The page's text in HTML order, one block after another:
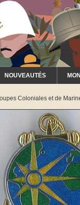
NOUVEAUTÉS
Coloniales et de